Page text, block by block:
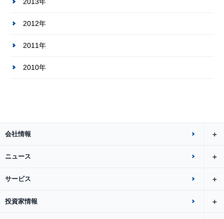
2013年
2012年
2011年
2010年
会社情報
ニュース
サービス
投資家情報